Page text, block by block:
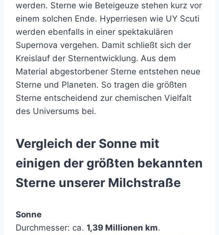
werden. Sterne wie Beteigeuze stehen kurz vor
einem solchen Ende. Hyperriesen wie UY Scuti
werden ebenfalls in einer spektakulären
Supernova vergehen. Damit schließt sich der
Kreislauf der Sternentwicklung. Aus dem
Material abgestorbener Sterne entstehen neue
Sterne und Planeten. So tragen die größten
Sterne entscheidend zur chemischen Vielfalt
des Universums bei.
Vergleich der Sonne mit
einigen der größten bekannten
Sterne unserer Milchstraße
Sonne
Durchmesser: ca. 1,39 Millionen km.